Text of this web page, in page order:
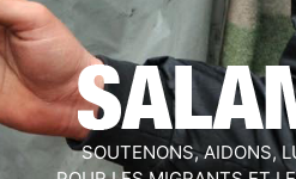
SOUTENONS, AIDONS,